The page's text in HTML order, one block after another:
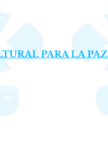
PARA LA PAZ
No. 17, Colonia
Cuauhtémoc,
C.P.
México.